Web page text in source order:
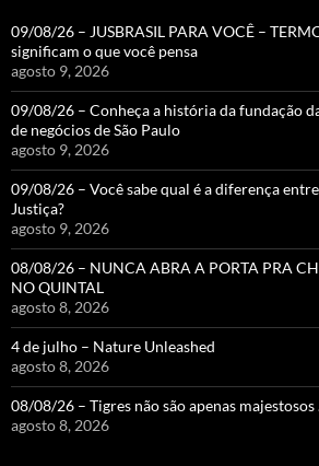
09/08/26 – JUSBRASIL PARA VOCÊ –
significam o que você pensa
agosto 9, 2026
09/08/26 – Conheça a história da fundação
de negócios de São Paulo
agosto 9, 2026
09/08/26 – Você sabe qual é a diferença entre
Justiça?
agosto 9, 2026
08/08/26 – NUNCA ABRA A PORTA PRA
NO QUINTAL
agosto 8, 2026
4 de julho – Nature Unleashed
agosto 8, 2026
08/08/26 – Tigres não são apenas
agosto 8, 2026